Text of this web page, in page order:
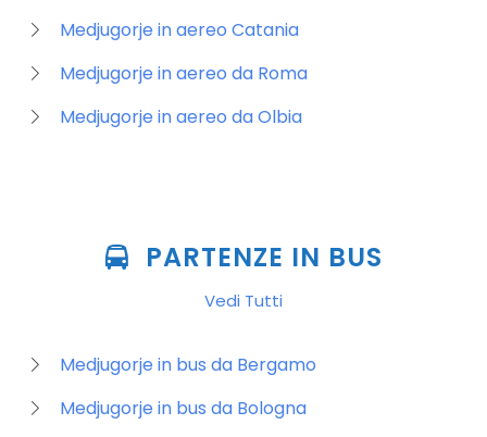
Medjugorje in aereo Catania
Medjugorje in aereo da Roma
Medjugorje in aereo da Olbia
PARTENZE IN BUS
Vedi Tutti
Medjugorje in bus da Bergamo
Medjugorje in bus da Bologna